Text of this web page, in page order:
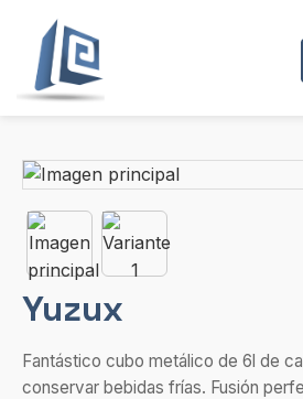
Yuzux
Fantástico cubo metálico de 6l de
conservar bebidas frías. Fusión